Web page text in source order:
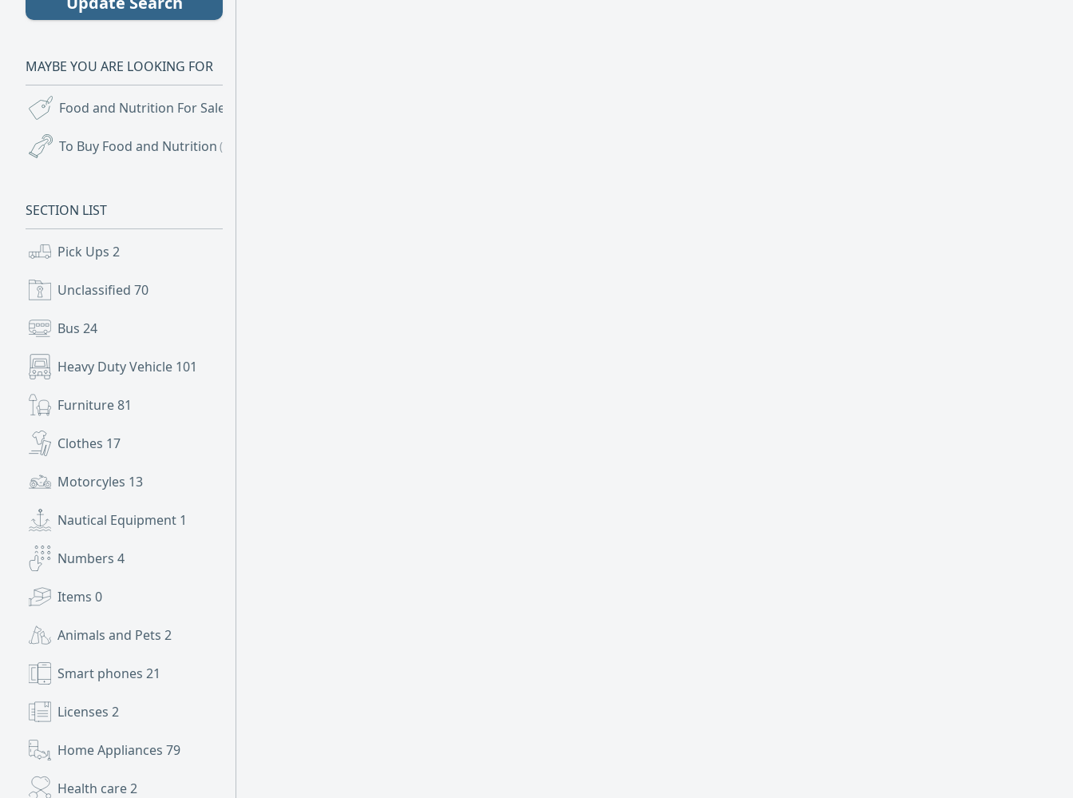
MAYBE YOU ARE LOOKING FOR
Food and Nutrition For Sale
To Buy Food and Nutrition (2)
SECTION LIST
Pick Ups 2
Unclassified 70
Bus 24
Heavy Duty Vehicle 101
Furniture81
Clothes 17
Motorcyles 13
Nautical Equipment 1
Numbers 4
Items 0
Animals and Pets 2
Smart phones 21
Licenses 2
Home Appliances 79
Health care2